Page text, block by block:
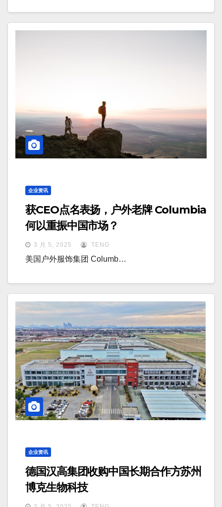
企业资讯
获CEO点名表扬，户外老牌 Columbia
何以重振中国市场？
3 月 5, 2025 TENG
美国户外服饰集团 Columb…
企业资讯
德国汉高集团收购中国长期合作方苏州
博克生物科技